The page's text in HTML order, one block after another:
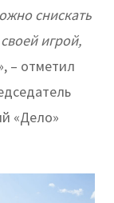
снискать
игрой,
– отметил
«Дело»